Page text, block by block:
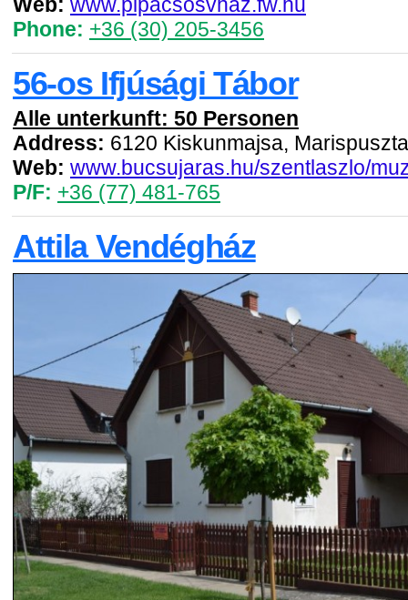
Phone: +36 (30) 205-3456
56-os Ifjúsági Tábor
Alle unterkunft: 50 Personen
Address: 6120 Kiskunmajsa,
Web: www.bucsujaras.hu/szentlaszlo/
P/F: +36 (77) 481-765
Attila Vendégház